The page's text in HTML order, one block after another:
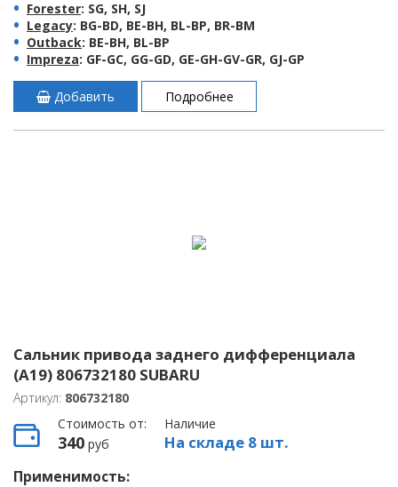
Forester: SG, SH, SJ
Legacy: BG-BD, BE-BH, BL-BP, BR-BM
Outback: BE-BH, BL-BP
Impreza: GF-GC, GG-GD, GE-GH-GV-GR, GJ-GP
Добавить Подробнее
Сальник привода заднего дифференциала
(A19) 806732180 SUBARU
Артикул: 806732180
Стоимость от:
340 руб
Наличие
На складе 8 шт.
Применимость: